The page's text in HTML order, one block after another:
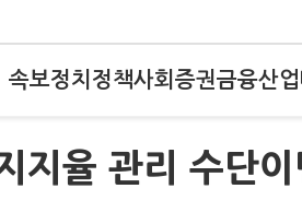
속보정치 정책사회 증권금융산업
지율 관리 수단이